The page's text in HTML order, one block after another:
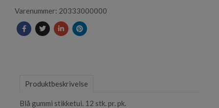
Varenummer: 20333000000
Produktbeskrivelse
Blå gummi stikketui. 12 stk. pr. pk.